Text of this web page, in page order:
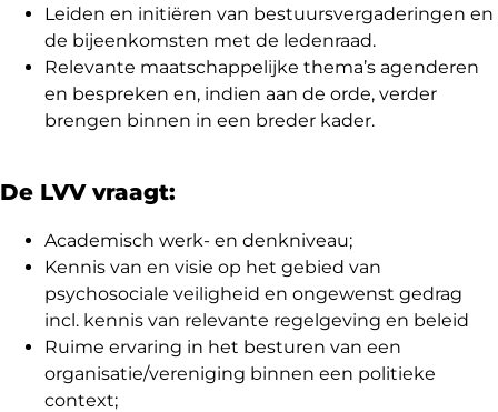
Leiden en initiëren van bestuursvergaderingen en
de bijeenkomsten met de ledenraad.
Relevante maatschappelijke thema’s agenderen
en bespreken en, indien aan de orde, verder
brengen binnen in een breder kader.
De LVV vraagt:
Academisch werk- en denkniveau;
Kennis van en visie op het gebied van
psychosociale veiligheid en ongewenst gedrag
incl. kennis van relevante regelgeving en beleid
Ruime ervaring in het besturen van een
organisatie/vereniging binnen een politieke
context;